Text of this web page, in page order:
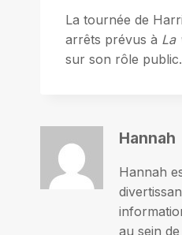
La tournée de
arrêts prévus à La
sur son rôle public.
Hannah
Hannah
au sein